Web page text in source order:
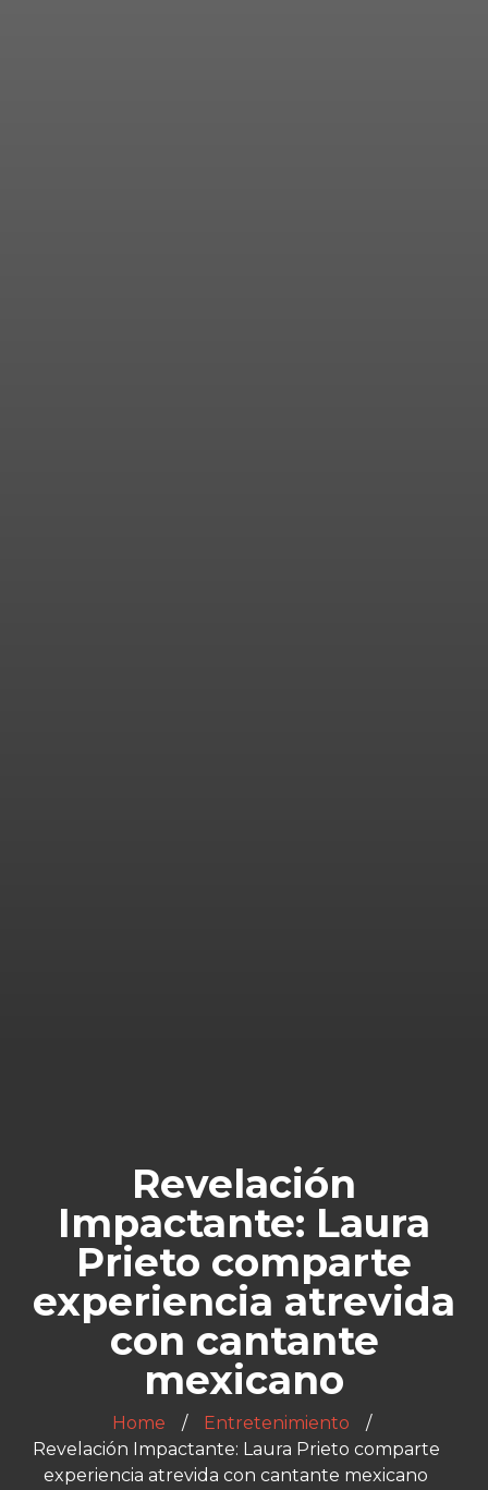
Revelación
Impactante: Laura
Prieto comparte
experiencia atrevida
con cantante
mexicano
Home
Entretenimiento
Revelación Impactante: Laura Prieto comparte
experiencia atrevida con cantante mexicano